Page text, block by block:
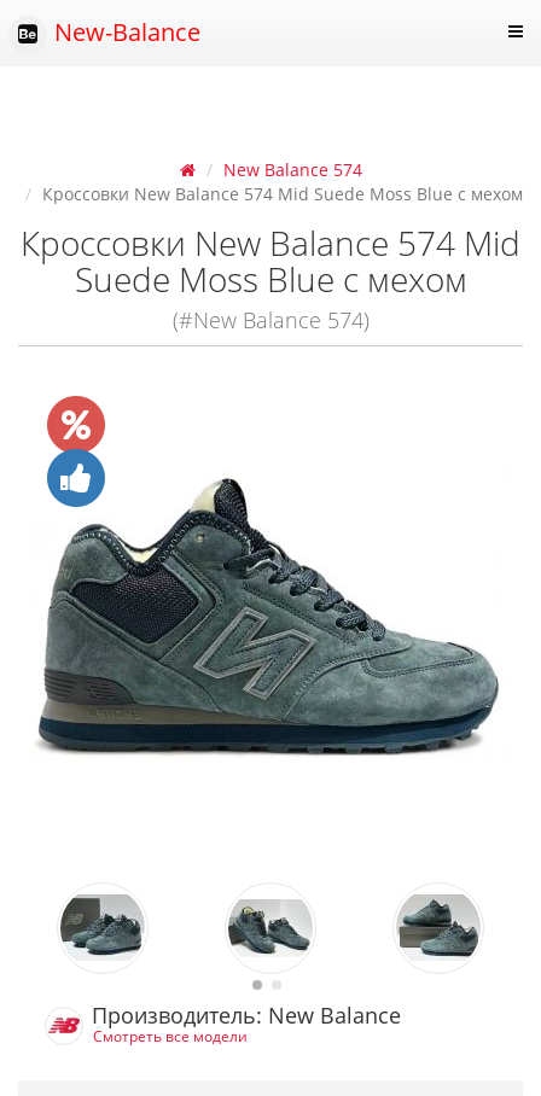
New-Balance
New Balance 574
Кроссовки New Balance 574 Mid Suede Moss Blue с мехом
Кроссовки New Balance 574 Mid
Suede Moss Blue с мехом
(#New Balance 574)
Производитель: New Balance
Смотреть все модели